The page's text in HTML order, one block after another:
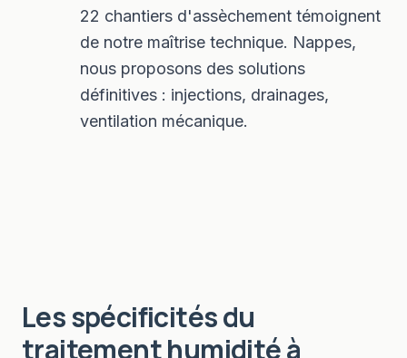
22 chantiers d'assèchement témoignent
de notre maîtrise technique. Nappes,
nous proposons des solutions
définitives : injections, drainages,
ventilation mécanique.
Les spécificités du
traitement humiditéà